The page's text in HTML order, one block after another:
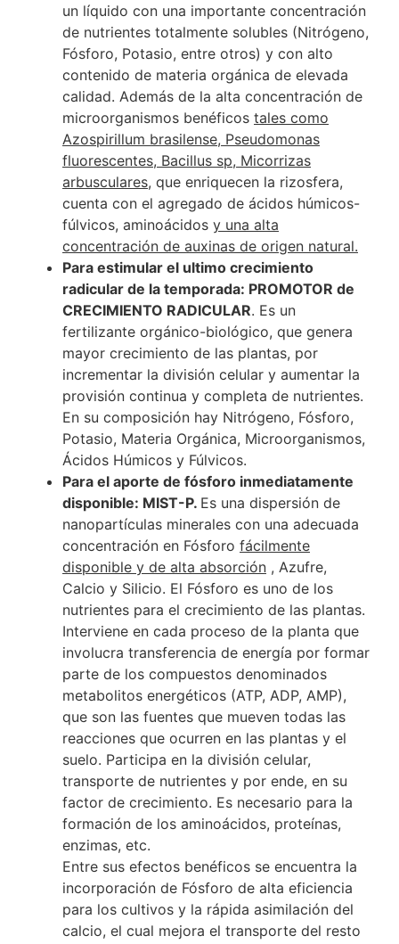
un líquido con una importante concentración
de nutrientes totalmente solubles (Nitrógeno,
Fósforo, Potasio, entre otros) y con alto
contenido de materia orgánica de elevada
calidad. Además de la alta concentración de
microorganismos benéficos tales como
Azospirillum brasilense, Pseudomonas
fluorescentes, Bacillus sp, Micorrizas
arbusculares, que enriquecen la rizosfera,
cuenta con el agregado de ácidos húmicos-
fúlvicos, aminoácidos y una alta
concentración de auxinas de origen natural.
Para estimular el ultimo crecimiento
radicular de la temporada: PROMOTOR de
CRECIMIENTO RADICULAR. Es un
fertilizante orgánico-biológico, que genera
mayor crecimiento de las plantas, por
incrementar la división celular y aumentar la
provisión continua y completa de nutrientes.
En su composición hay Nitrógeno, Fósforo,
Potasio, Materia Orgánica, Microorganismos,
Ácidos Húmicos y Fúlvicos.
Para el aporte de fósforo inmediatamente
disponible: MIST-P. Es una dispersión de
nanopartículas minerales con una adecuada
concentración en Fósforo fácilmente
disponible y de alta absorción , Azufre,
Calcio y Silicio. El Fósforo es uno de los
nutrientes para el crecimiento de las plantas.
Interviene en cada proceso de la planta que
involucra transferencia de energía por formar
parte de los compuestos denominados
metabolitos energéticos (ATP, ADP, AMP),
que son las fuentes que mueven todas las
reacciones que ocurren en las plantas y el
suelo. Participa en la división celular,
transporte de nutrientes y por ende, en su
factor de crecimiento. Es necesario para la
formación de los aminoácidos, proteínas,
enzimas, etc.
Entre sus efectos benéficos se encuentra la
incorporación de Fósforo de alta eficiencia
para los cultivos y la rápida asimilación del
calcio, el cual mejora el transporte del resto